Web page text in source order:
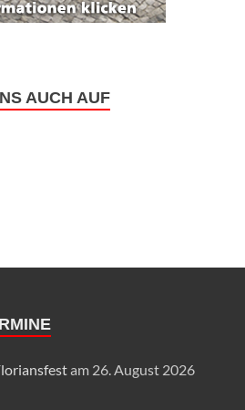
AUCH AUF
am 26. August 2026